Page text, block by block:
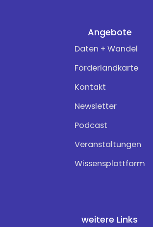
Angebote
Daten + Wandel
Förderlandkarte
Kontakt
Newsletter
Podcast
Veranstaltungen
Wissensplattform
weitere Links